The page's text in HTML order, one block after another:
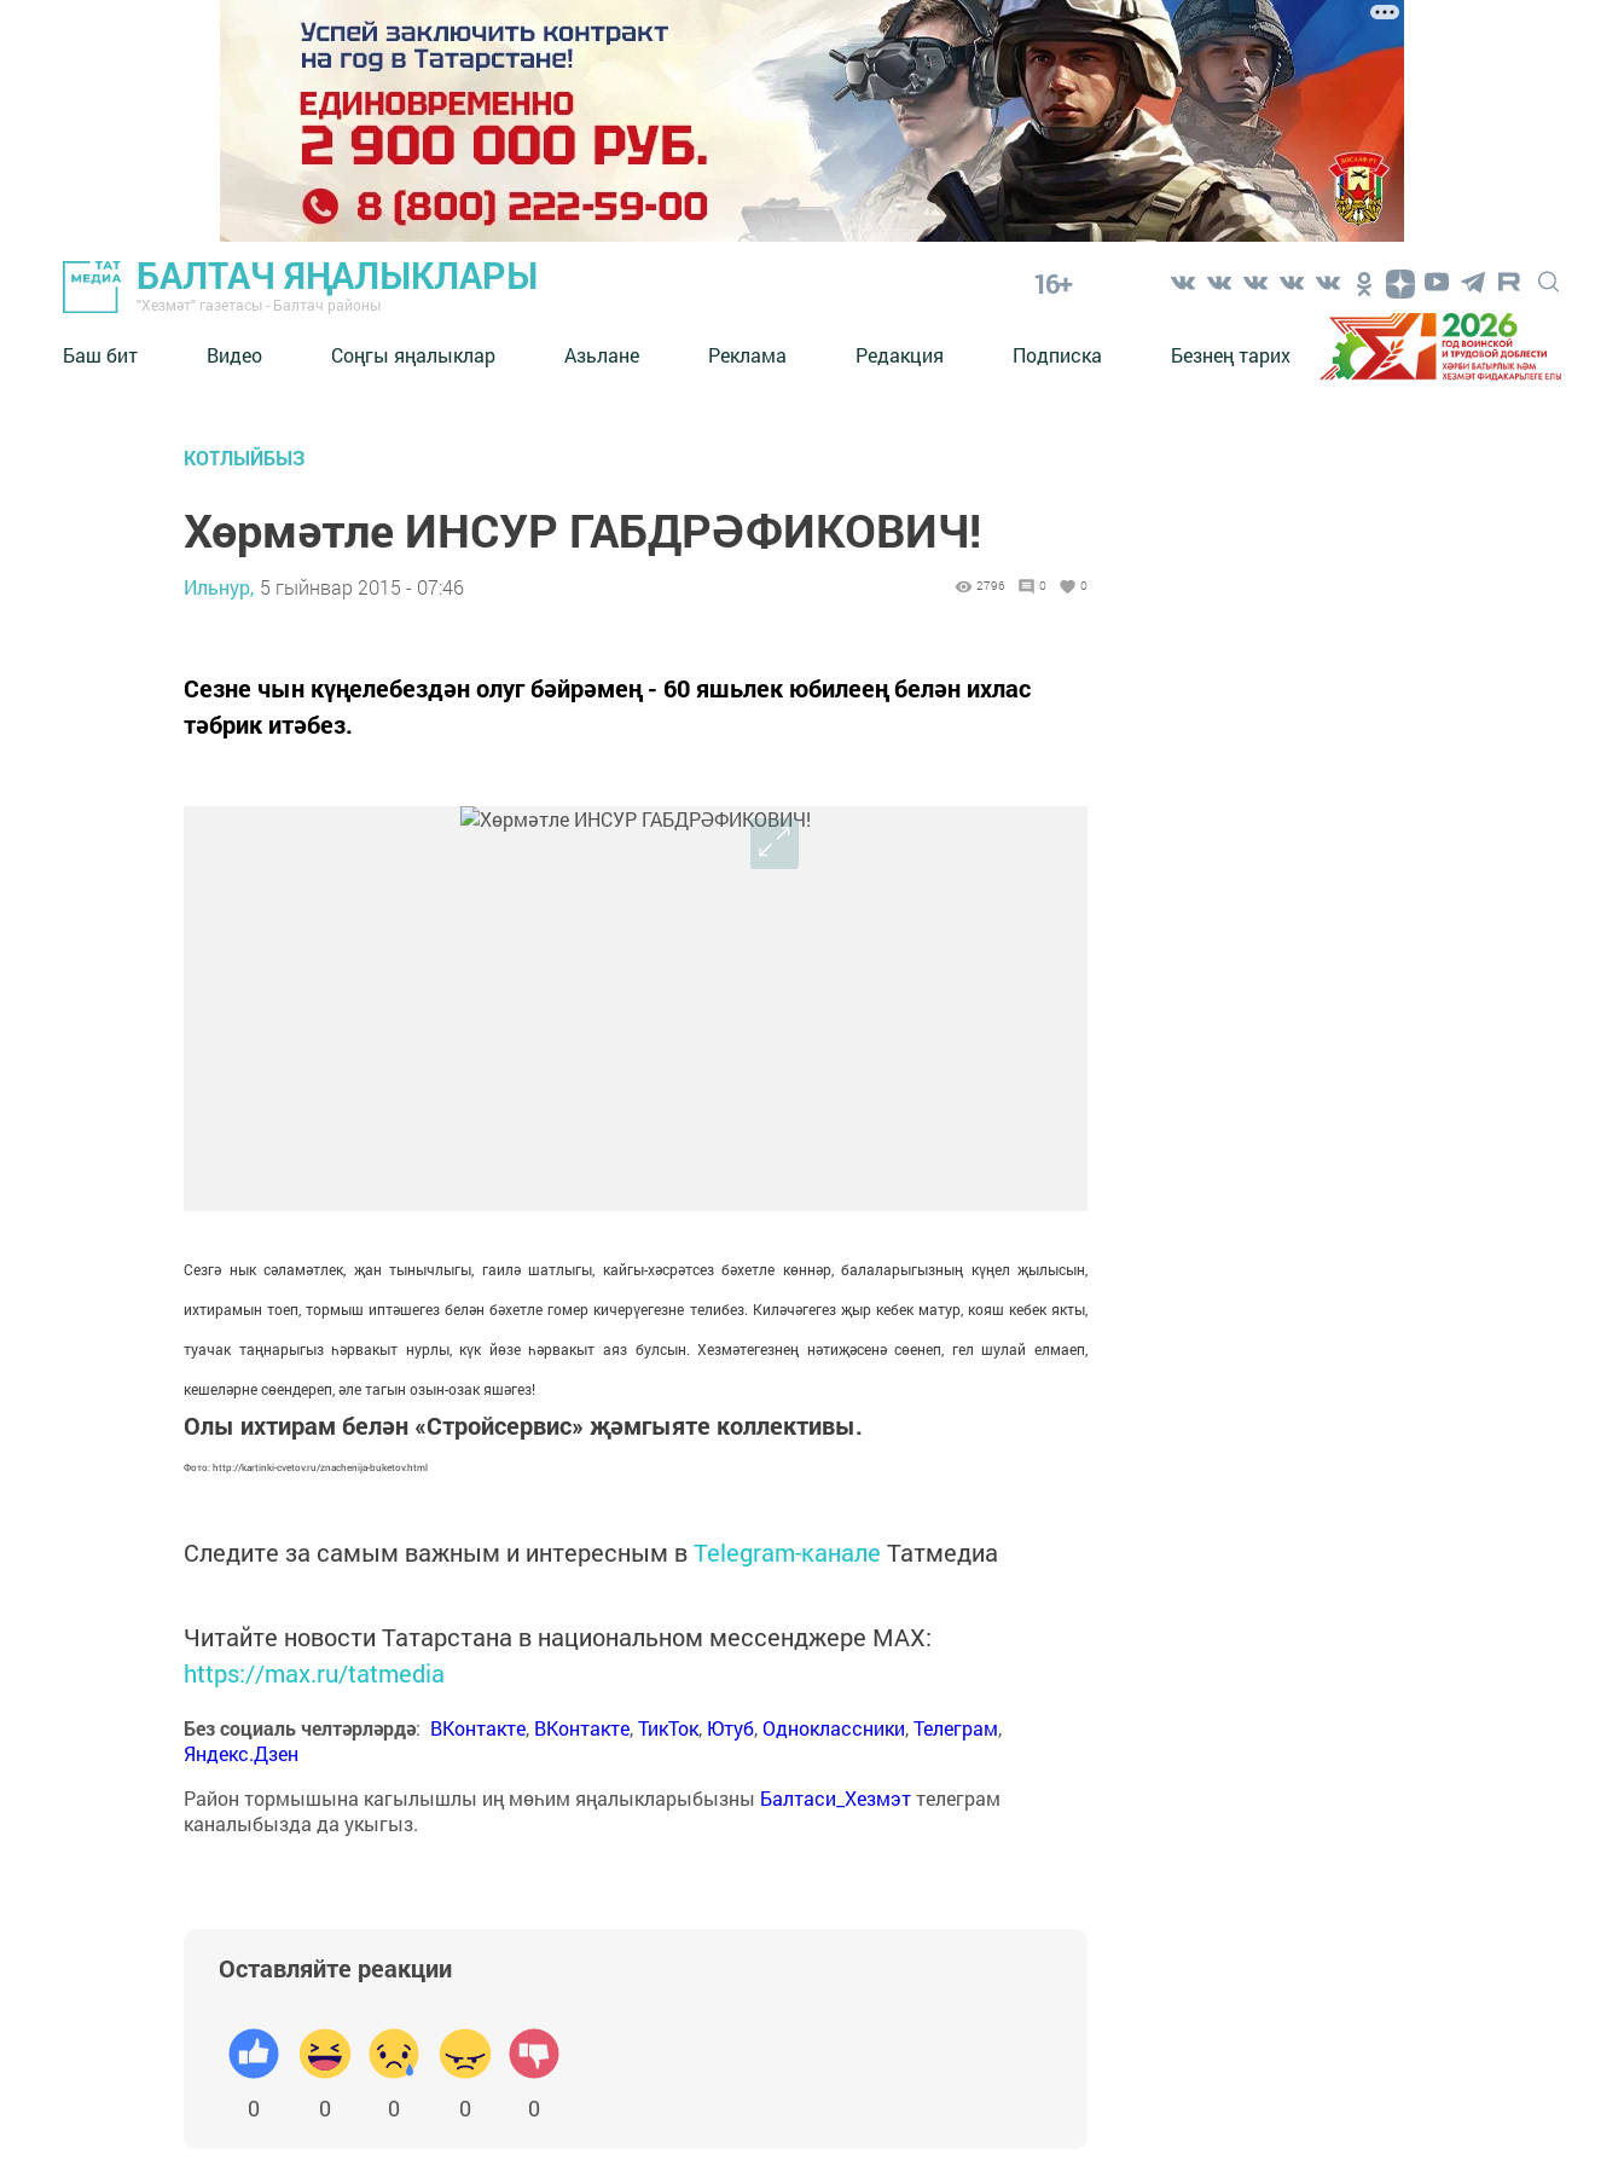
БАЛТАЧ ЯҢАЛЫКЛАРЫ
"Хезмәт" газетасы - Балтач районы
16+
Баш бит Видео Соңгы яңалыклар Азьлане Реклама Редакция Подписка Безнең тарих
КОТЛЫЙБЫЗ
Хөрмәтле ИНСУР ГАБДРӘФИКОВИЧ!
Ильнур, 5 гыйнвар 2015 - 07:46 2796 0 0
Сезне чын күңелебездән олуг бәйрәмең - 60 яшьлек юбилеең белән ихлас
тәбрик итәбез.
Сезгә нык сәламәтлек, җан тынычлыгы, гаилә шатлыгы, кайгы-хәсрәтсез бәхетле көннәр, балаларыгызның күңел җылысын,
ихтирамын тоеп, тормыш иптәшегез белән бәхетле гомер кичерүегезне телибез. Киләчәгегез җыр кебек матур, кояш кебек якты,
туачак таңнарыгыз һәрвакыт нурлы, күк йөзе һәрвакыт аяз булсын. Хезмәтегезнең нәтиҗәсенә сөенеп, гел шулай елмаеп,
кешеләрне сөендереп, әле тагын озын-озак яшәгез!
Олы ихтирам белән «Стройсервис» җәмгыяте коллективы.
Фото: http://kartinki-cvetov.ru/znachenija-buketov.html
Следите за самым важным и интересным вTelegram-канале Татмедиа
Читайте новости Татарстана в национальном мессенджере MАХ:
https://max.ru/tatmedia
Без социаль челтәрләрдә: ВКонтакте, ВКонтакте,ТикТок, Ютуб,Одноклассники,Телеграм,
Яндекс.Дзен
Район тормышына кагылышлы иң мөһим яңалыкларыбызны Балтаси_Хезмэттелеграм
каналыбызда да укыгыз.
Оставляйте реакции
0 0 0 0 0